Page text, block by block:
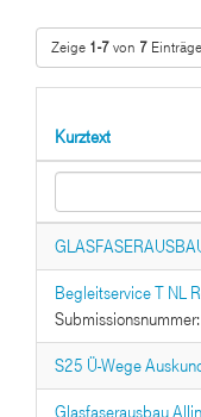
Zeige 1-7von 7
Kurztext
Begleitservice T NL
S25 Ü-Wege
Glasfaserausbau